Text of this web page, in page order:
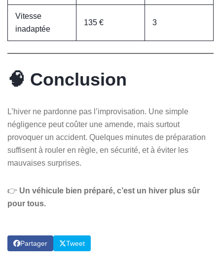
Vitesse
inadaptée
135 € 3
🧠 Conclusion
L’hiver ne pardonne pas l’improvisation. Une simple
négligence peut coûter une amende, mais surtout
provoquer un accident. Quelques minutes de préparation
suffisent à rouler en règle, en sécurité, et à éviter les
mauvaises surprises.
👉 Un véhicule bien préparé, c’est un hiver plus sûr
pour tous.
Partager Tweet